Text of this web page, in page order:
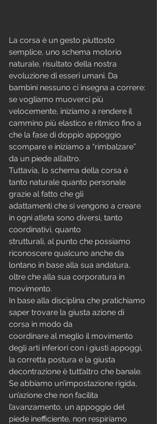
La corsa è un gesto piuttosto
semplice, uno schema motorio
naturale, risultato della nostra
evoluzione di esseri umani. Da
bambini nessuno ci insegna a correre:
se vogliamo muoverci più
velocemente, iniziamo a rendere il
cammino più elastico e ritmico fino a
che la fase di doppio appoggio
scompare e iniziamo a “rimbalzare”
da un piede all’altro.
Tuttavia, lo schema della corsa è
tanto naturale quanto personale
grazie al fatto che gli
adattamenti che si vengono a creare
in ogni atleta sono diversi, tanto
coordinativi, quanto
strutturali, al punto che possiamo
riconoscere qualcuno anche da
lontano in base alla sua andatura,
oltre che alla sua corporatura in
movimento.
In base alla disciplina che pratichiamo
saper trovare la giusta azione di
corsa in modo da
coordinare al meglio il movimento
degli arti inferiori con i giusti appoggi,
la corretta postura e la giusta
decontrazione è tutt’altro che banale.
Se abbiamo un’impostazione rigida,
un’azione che non facilita
l’avanzamento, un appoggio del
piede inefficiente, non respiriamo